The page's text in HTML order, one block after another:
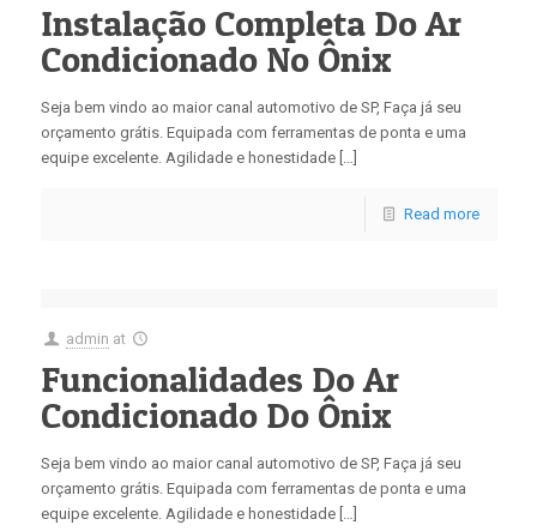
Instalação Completa Do Ar
Condicionado No Ônix
Seja bem vindo ao maior canal automotivo de SP, Faça já seu
orçamento grátis. Equipada com ferramentas de ponta e uma
equipe excelente. Agilidade e honestidade […]
Read more
admin at
Funcionalidades Do Ar
Condicionado Do Ônix
Seja bem vindo ao maior canal automotivo de SP, Faça já seu
orçamento grátis. Equipada com ferramentas de ponta e uma
equipe excelente. Agilidade e honestidade […]